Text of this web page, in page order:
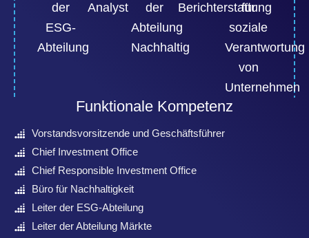
der
ESG-
Abteilung
Analyst
der
Abteilung
Nachhaltig
Berichterstattung
für
soziale
Verantwortung
von
Unternehmen
Funktionale Kompetenz
Vorstandsvorsitzende und Geschäftsführer
Chief Investment Office
Chief Responsible Investment Office
Büro für Nachhaltigkeit
Leiter der ESG-Abteilung
Leiter der Abteilung Märkte